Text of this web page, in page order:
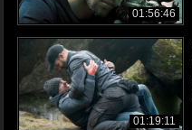
01:56:46
01:19:11